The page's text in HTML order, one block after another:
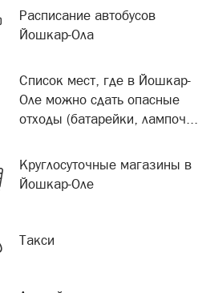
Расписание автобусов
Йошкар-Ола
Список мест, где в Йошкар-
Оле можно сдать опасные
отходы (батарейки, лампоч...
Круглосуточные магазины в
Йошкар-Оле
Такси